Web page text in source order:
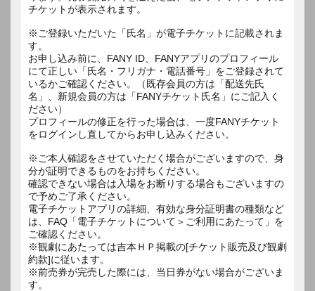
チケットが表示されます。
※ご登録いただいた「氏名」が電子チケットに記載されま
す。
お申し込み前に、FANY ID、FANYアプリのプロフィール
にて正しい「氏名・フリガナ・電話番号」をご登録されて
いるかご確認ください。（既存会員の方は「配送先氏
名」、新規会員の方は「FANYチケット氏名」にご記入く
ださい）
プロフィールの修正を行った場合は、一度FANYチケット
をログインし直してからお申し込みください。
※ご本人確認をさせていただく場合がございますので、身
分が証明できるものをお持ちください。
確認できない場合は入場をお断りする場合もございますの
で予めご了承ください。
電子チケットアプリの詳細、有効な身分証明書の種類など
は、FAQ「電子チケットについて＞ご利用にあたって」を
ご確認ください。
※観劇にあたっては吉本ＨＰ掲載の[チケット販売及び観劇
約款]に従います。
※前売券が完売した際には、当日券がない場合がございま
す。